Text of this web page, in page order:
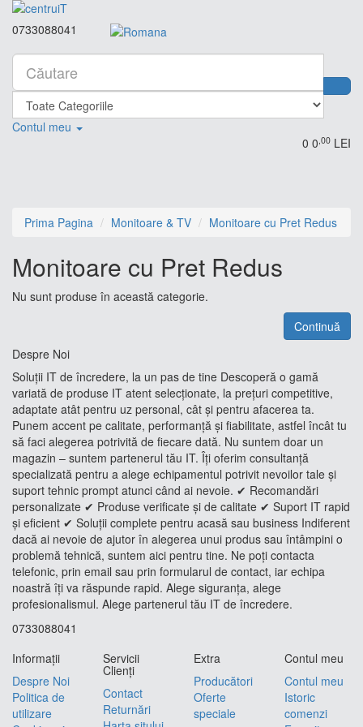
0733088041
Contul meu
0 0,00 LEI
Prima Pagina Monitoare & TV Monitoare cu Pret Redus
Monitoare cu Pret Redus
Nu sunt produse în această categorie.
Continuă
Despre Noi
Soluții IT de încredere, la un pas de tine Descoperă o gamă
variată de produse IT atent selecționate, la prețuri competitive,
adaptate atât pentru uz personal, cât și pentru afacerea ta.
Punem accent pe calitate, performanță și fiabilitate, astfel încât tu
să faci alegerea potrivită de fiecare dată. Nu suntem doar un
magazin – suntem partenerul tău IT. Îți oferim consultanță
specializată pentru a alege echipamentul potrivit nevoilor tale și
suport tehnic prompt atunci când ai nevoie. ✔ Recomandări
personalizate ✔ Produse verificate și de calitate ✔ Suport IT rapid
și eficient ✔ Soluții complete pentru acasă sau business Indiferent
dacă ai nevoie de ajutor în alegerea unui produs sau întâmpini o
problemă tehnică, suntem aici pentru tine. Ne poți contacta
telefonic, prin email sau prin formularul de contact, iar echipa
noastră îți va răspunde rapid. Alege siguranța, alege
profesionalismul. Alege partenerul tău IT de încredere.
0733088041
Informaţii
Despre Noi
Politica de
utilizare
Servicii
Clienţi
Contact
Returnări
Extra
Producători
Oferte
speciale
Contul meu
Contul meu
Istoric
comenzi